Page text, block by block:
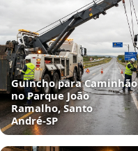
Guincho para Caminhão
no Parque João
Ramalho, Santo
André‑SP